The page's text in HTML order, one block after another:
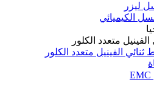
ليزر
الكيميائي
متعدد الكلور
الفينيل متعدد الكلور